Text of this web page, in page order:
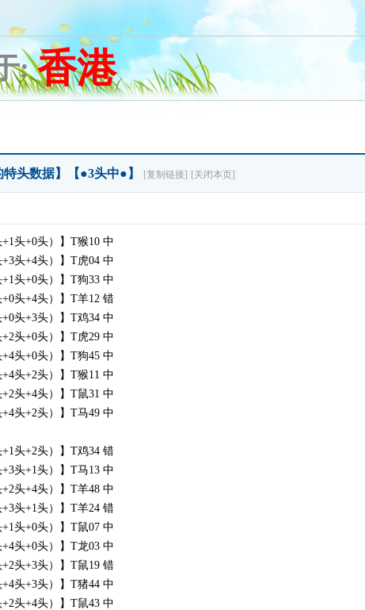
: 香港
头数据】【●3头中●】 [复制链接] [关闭本页]
头+0头）】T猴10 中
头+4头）】T虎04 中
头+0头）】T狗33 中
头+4头）】T羊12 错
头+3头）】T鸡34 中
头+0头）】T虎29 中
头+0头）】T狗45 中
头+2头）】T猴11 中
头+4头）】T鼠31 中
头+2头）】T马49 中
头+2头）】T鸡34 错
头+1头）】T马13 中
头+4头）】T羊48 中
头+1头）】T羊24 错
头+0头）】T鼠07 中
头+0头）】T龙03 中
头+3头）】T鼠19 错
头+3头）】T猪44 中
头+4头）】T鼠43 中